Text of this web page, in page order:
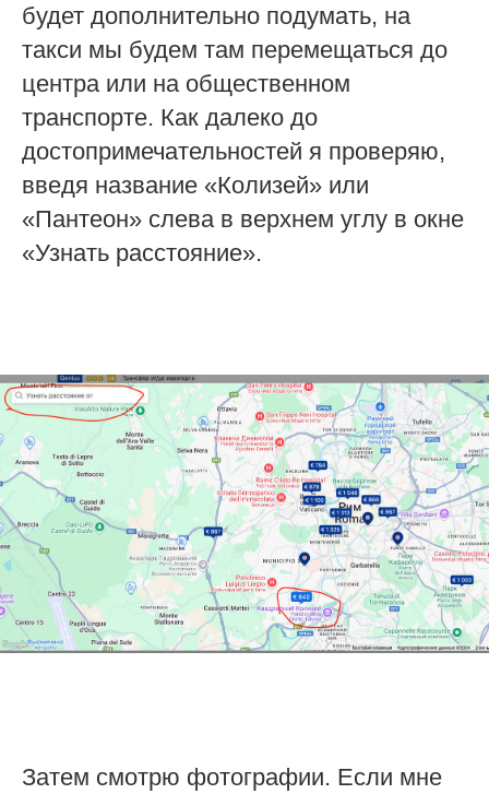
будет дополнительно подумать, на
такси мы будем там перемещаться до
центра или на общественном
транспорте. Как далеко до
достопримечательностей я проверяю,
введя название «Колизей» или
«Пантеон» слева в верхнем углу в окне
«Узнать расстояние».
Затем смотрю фотографии. Если мне